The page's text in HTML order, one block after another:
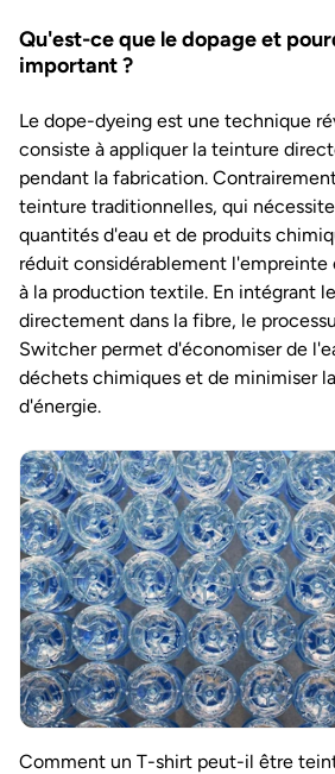
Qu'est-ce que le dopage et
important ?
Le dope-dyeing est une technique
consiste à appliquer la teinture
pendant la fabrication.
teinture traditionnelles, qui
quantités d'eau et de produits
réduit considérablement l'empreinte
à la production textile. En intégrant
directement dans la fibre, le
Switcher permet d'économiser de
déchets chimiques et de minimiser
d'énergie.
Comment un T-shirt peut-il être